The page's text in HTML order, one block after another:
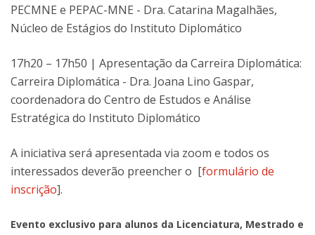
PECMNE e PEPAC-MNE - Dra. Catarina Magalhães,
Núcleo de Estágios do Instituto Diplomático
17h20 – 17h50 | Apresentação da Carreira Diplomática:
Carreira Diplomática - Dra. Joana Lino Gaspar,
coordenadora do Centro de Estudos e Análise
Estratégica do Instituto Diplomático
A iniciativa será apresentada via zoom e todos os
interessados deverão preencher o [formulário de
inscrição].
Evento exclusivo para alunos da Licenciatura, Mestrado e